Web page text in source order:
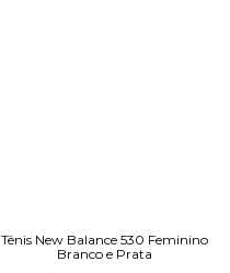
Tênis New Balance 530 Feminino
Branco e Prata